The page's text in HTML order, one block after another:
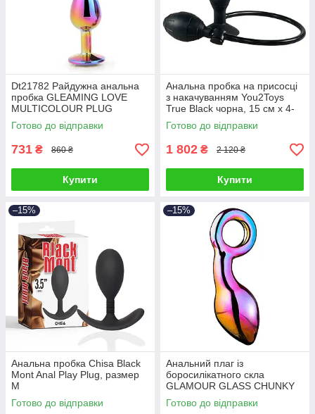
Dt21782 Райдужна анальна
пробка GLEAMING LOVE
MULTICOLOUR PLUG
MEDIUM
Готово до відправки
731 ₴ 860 ₴
Купити
Анальна пробка на присосці
з накачуванням You2Toys
True Black чорна, 15 см х 4-
10 см
Готово до відправки
1 802 ₴ 2 120 ₴
Купити
–15%
Анальна пробка Chisa Black
Mont Anal Play Plug, размер
M
Готово до відправки
–15%
Анальний плаг із
боросилікатного скла
GLAMOUR GLASS CHUNKY
RING PLUG
Готово до відправки